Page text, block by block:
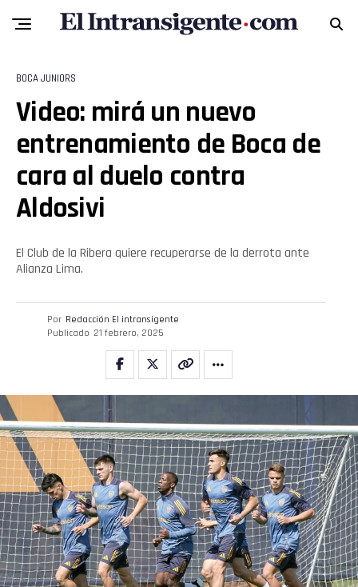
BOCA JUNIORS
Video: mirá un nuevo
entrenamiento de Boca de
cara al duelo contra
Aldosivi
El Club de la Ribera quiere recuperarse de la derrota ante
Alianza Lima.
Por Redacción El intransigente
Publicado 21 febrero, 2025
Pinterest
Whatsapp